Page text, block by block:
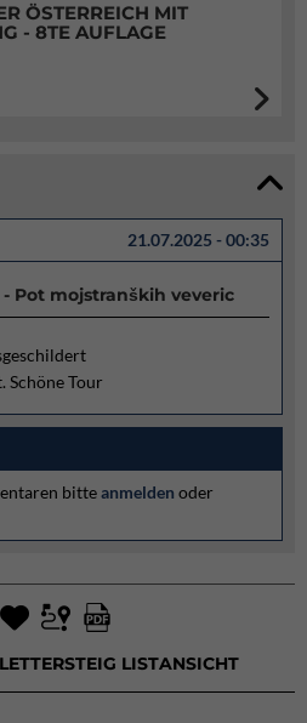
ÖSTERREICH MIT
- 8TE AUFLAGE
21.07.2025 - 00:35
Pot mojstranških veveric
Schöne Tour
bitteanmelden oder
LISTANSICHT